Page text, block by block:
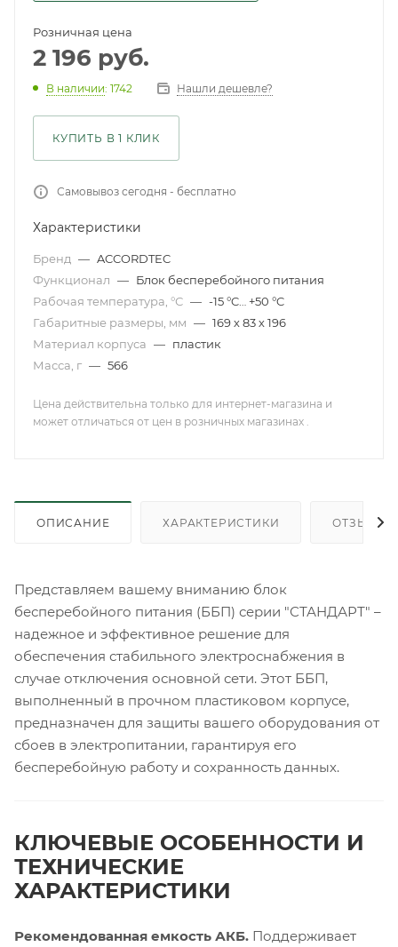
Розничная цена
2 196 руб.
В наличии: 1742 Нашли дешевле?
КУПИТЬ В 1 КЛИК
Самовывоз сегодня - бесплатно
Характеристики
Бренд — ACCORDTEC
Функционал — Блок бесперебойного питания
Рабочая температура, °С — -15 °C… +50 °C
Габаритные размеры, мм — 169 х 83 х 196
Материал корпуса — пластик
Масса, г — 566
Цена действительна только для интернет-магазина и
может отличаться от цен в розничных магазинах .
ОПИСАНИЕ ХАРАКТЕРИСТИКИ ОТЗЫВЫ
Представляем вашему вниманию блок
бесперебойного питания (ББП) серии "СТАНДАРТ" –
надежное и эффективное решение для
обеспечения стабильного электроснабжения в
случае отключения основной сети. Этот ББП,
выполненный в прочном пластиковом корпусе,
предназначен для защиты вашего оборудования от
сбоев в электропитании, гарантируя его
бесперебойную работу и сохранность данных.
КЛЮЧЕВЫЕ ОСОБЕННОСТИ И
ТЕХНИЧЕСКИЕ
ХАРАКТЕРИСТИКИ
Рекомендованная емкость АКБ. Поддерживает